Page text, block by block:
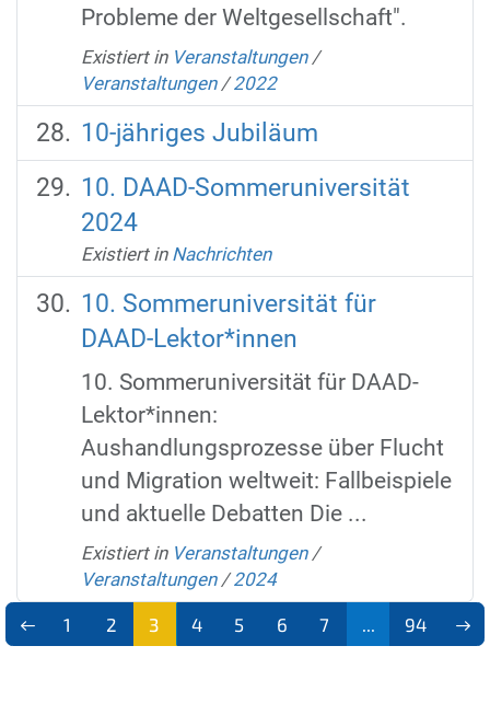
Probleme der Weltgesellschaft".
Existiert in Veranstaltungen /
Veranstaltungen /2022
10-jähriges Jubiläum
10. DAAD-Sommeruniversität
2024
Existiert in Nachrichten
10. Sommeruniversität für
DAAD-Lektor*innen
10. Sommeruniversität für DAAD-
Lektor*innen:
Aushandlungsprozesse über Flucht
und Migration weltweit: Fallbeispiele
und aktuelle Debatten Die ...
Existiert in Veranstaltungen /
Veranstaltungen /2024
1 2
3
4 5 6 7 94